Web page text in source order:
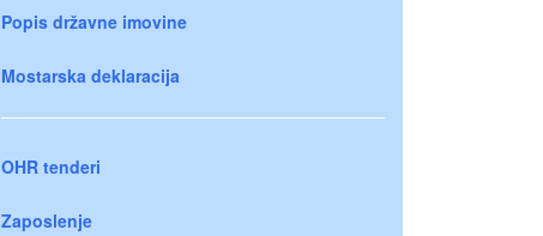
Popis državne imovine
Mostarska deklaracija
OHR tenderi
Zaposlenje